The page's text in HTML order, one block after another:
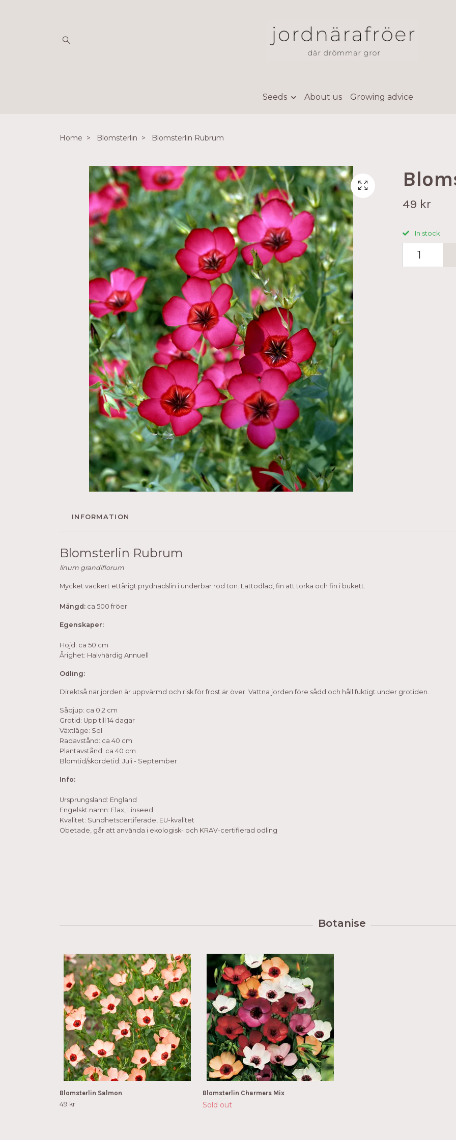
Seeds About us Growing advice
Home Blomsterlin Blomsterlin Rubrum
49 kr
In stock
INFORMATION
Blomsterlin Rubrum
linum grandiflorum
Mycket vackert ettårigt prydnadslin i underbar röd ton. Lättodlad, fin att torka och fin i bukett.
Mängd: ca 500 fröer
Egenskaper:
Höjd: ca 50 cm
Årighet: Halvhärdig Annuell
Odling:
Direktså när jorden är uppvärmd och risk för frost är över. Vattna jorden före sådd och håll fuktigt under grotiden.
Sådjup: ca 0,2 cm
Grotid: Upp till 14 dagar
Växtläge: Sol
Radavstånd: ca 40 cm
Plantavstånd: ca 40 cm
Blomtid/skördetid: Juli - September
Info:
Ursprungsland: England
Engelskt namn: Flax, Linseed
Kvalitet: Sundhetscertiferade, EU-kvalitet
Obetade, går att använda i ekologisk- och KRAV-certifierad odling
Blomsterlin Salmon
49 kr
Blomsterlin Charmers Mix
Sold out